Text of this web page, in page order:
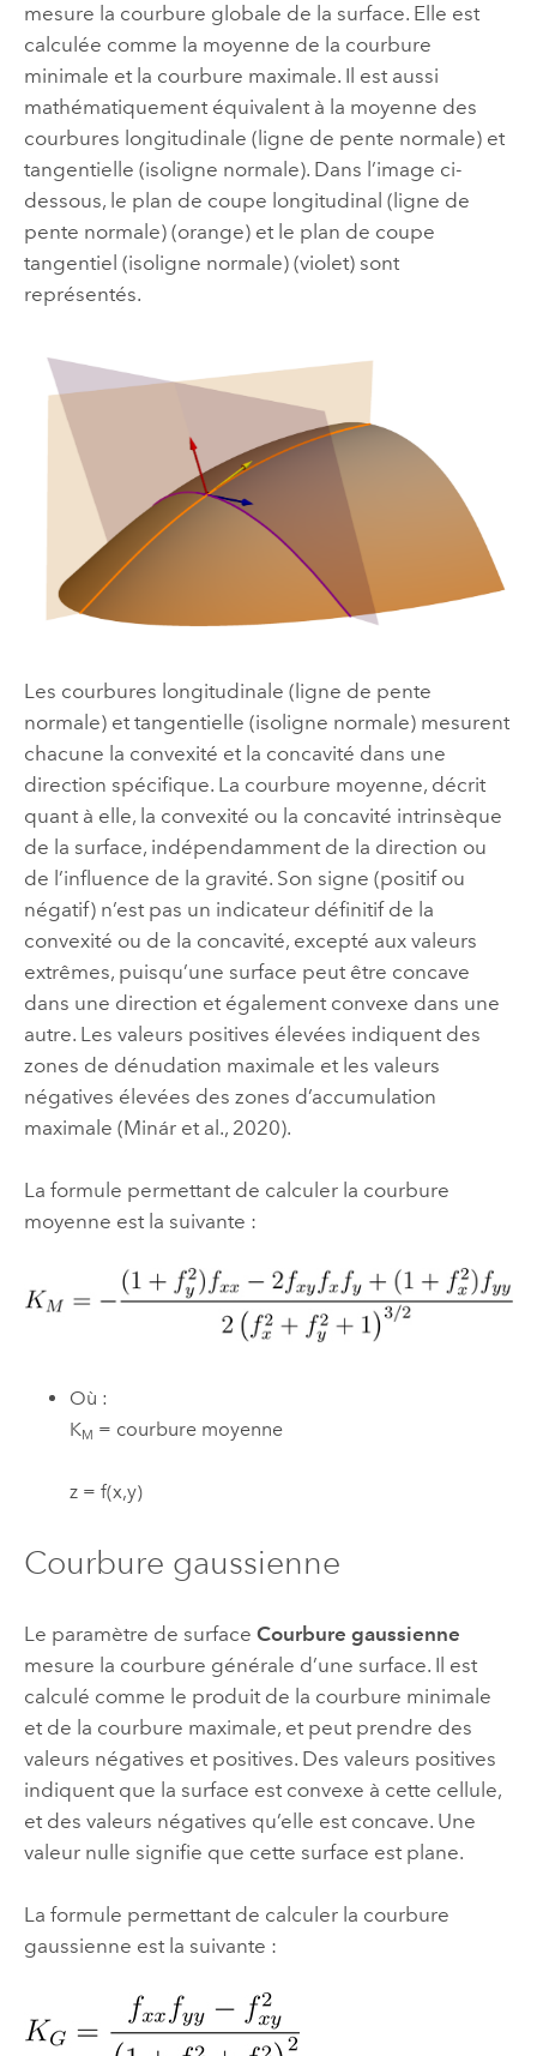
mesure la courbure globale de la surface. Elle est
calculée comme la moyenne de la courbure
minimale et la courbure maximale. Il est aussi
mathématiquement équivalent à la moyenne des
courbures longitudinale (ligne de pente normale) et
tangentielle (isoligne normale). Dans l’image ci-
dessous, le plan de coupe longitudinal (ligne de
pente normale) (orange) et le plan de coupe
tangentiel (isoligne normale) (violet) sont
représentés.
Les courbures longitudinale (ligne de pente
normale) et tangentielle (isoligne normale) mesurent
chacune la convexité et la concavité dans une
direction spécifique. La courbure moyenne, décrit
quant à elle, la convexité ou la concavité intrinsèque
de la surface, indépendamment de la direction ou
de l’influence de la gravité. Son signe (positif ou
négatif) n’est pas un indicateur définitif de la
convexité ou de la concavité, excepté aux valeurs
extrêmes, puisqu’une surface peut être concave
dans une direction et également convexe dans une
autre. Les valeurs positives élevées indiquent des
zones de dénudation maximale et les valeurs
négatives élevées des zones d’accumulation
maximale (Minár et al., 2020).
La formule permettant de calculer la courbure
moyenne est la suivante :
Où :
KM = courbure moyenne
z = f(x,y)
Courbure gaussienne
Le paramètre de surface Courbure gaussienne
mesure la courbure générale d’une surface. Il est
calculé comme le produit de la courbure minimale
et de la courbure maximale, et peut prendre des
valeurs négatives et positives. Des valeurs positives
indiquent que la surface est convexe à cette cellule,
et des valeurs négatives qu’elle est concave. Une
valeur nulle signifie que cette surface est plane.
La formule permettant de calculer la courbure
gaussienne est la suivante :